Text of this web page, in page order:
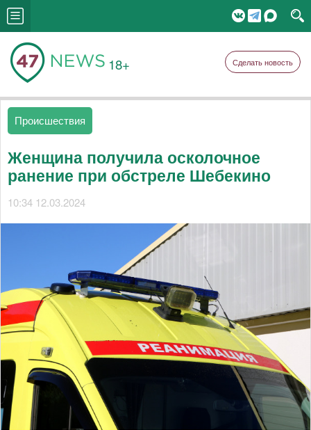
18+ Сделать новость
Происшествия
Женщина получила осколочное
ранение при обстреле Шебекино
10:34 12.03.2024